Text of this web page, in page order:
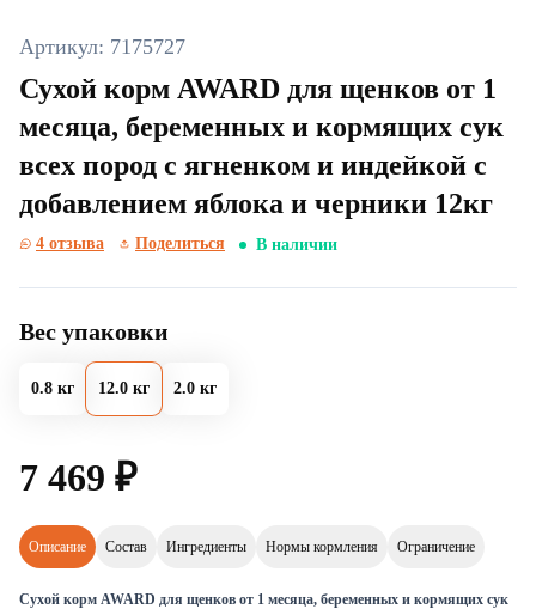
Артикул: 7175727
Сухой корм AWARD для щенков от 1
месяца, беременных и кормящих сук
всех пород с ягненком и индейкой с
добавлением яблока и черники 12кг
4 отзыва Поделиться В наличии
Вес упаковки
0.8 кг 12.0 кг 2.0 кг
7 469 ₽
Описание Состав Ингредиенты Нормы кормления Ограничение
Сухой корм AWARD для щенков от 1 месяца, беременных и кормящих сук